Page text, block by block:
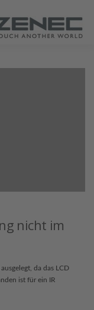
nicht im
da das LCD
ist für ein IR